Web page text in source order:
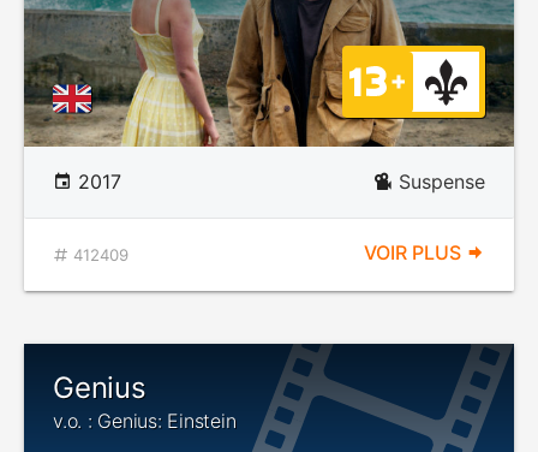
2017 Suspense
412409 VOIR PLUS
Genius
v.o. : Genius: Einstein